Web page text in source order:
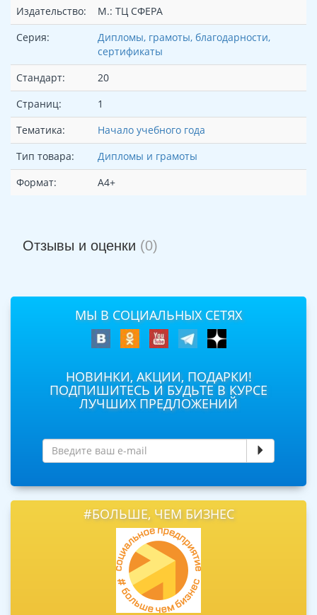
Издательство:
М.: ТЦ СФЕРА
Серия:
Дипломы, грамоты, благодарности,
сертификаты
Стандарт:
20
Страниц:
1
Тематика:
Начало учебного года
Тип товара:
Дипломы и грамоты
Формат:
А4+
Отзывы и оценки (0)
МЫ В СОЦИАЛЬНЫХ СЕТЯХ
НОВИНКИ, АКЦИИ, ПОДАРКИ!
ПОДПИШИТЕСЬ И БУДЬТЕ В КУРСЕ
ЛУЧШИХ ПРЕДЛОЖЕНИЙ
#БОЛЬШЕ, ЧЕМ БИЗНЕС